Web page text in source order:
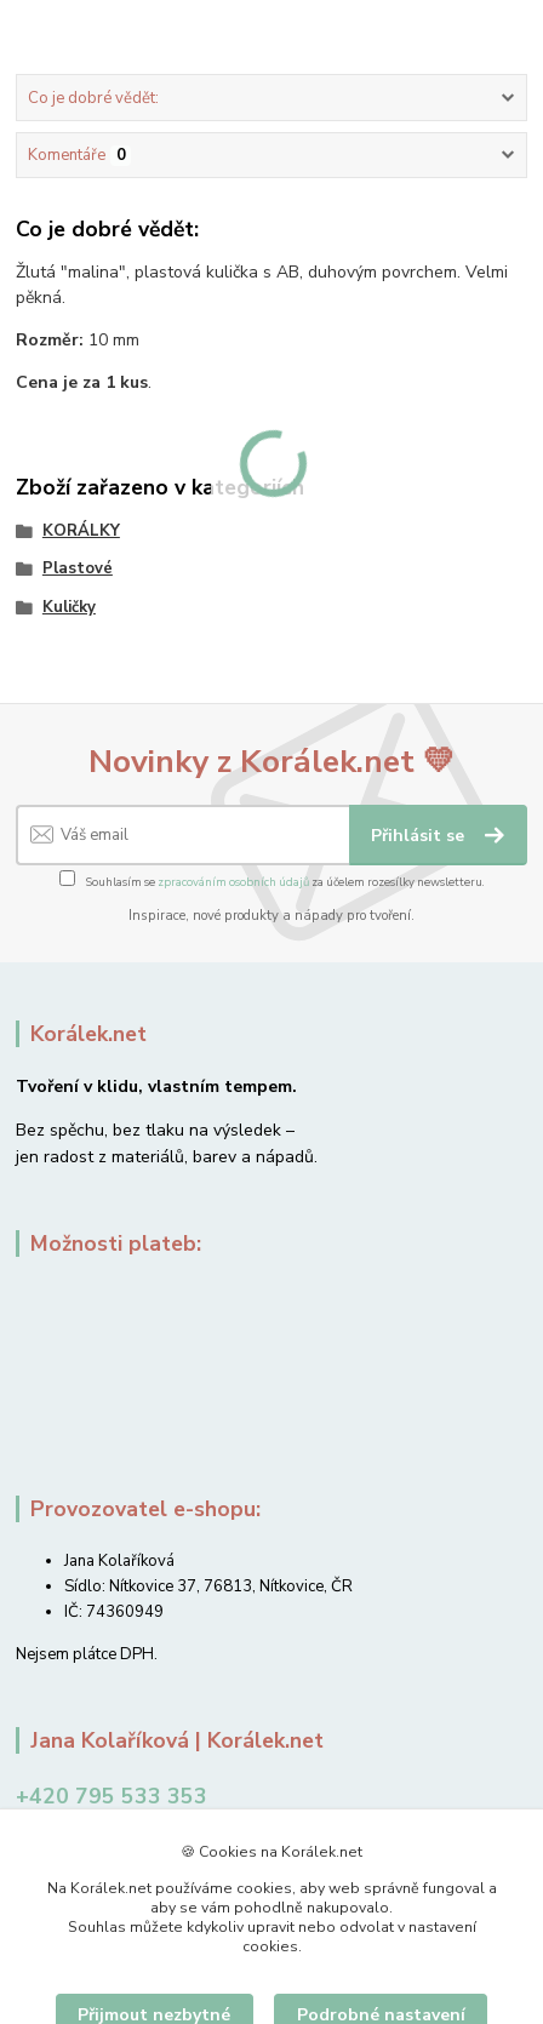
Co je dobré vědět:
Komentáře 0
Co je dobré vědět:
Žlutá "malina", plastová kulička s AB, duhovým povrchem. Velmi
pěkná.
Rozměr: 10 mm
Cena je za 1 kus.
Zboží zařazeno v kategoriích
KORÁLKY
Plastové
Kuličky
Novinky z Korálek.net 💛
Přihlásit se
Souhlasím se zpracováním osobních údajůza účelem rozesílky newsletteru.
Inspirace, nové produkty a nápady pro tvoření.
Korálek.net
Tvoření v klidu, vlastním tempem.
Bez spěchu, bez tlaku na výsledek –
jen radost z materiálů, barev a nápadů.
Možnosti plateb:
Provozovatel e-shopu:
Jana Kolaříková
Sídlo: Nítkovice 37, 76813, Nítkovice, ČR
IČ: 74360949
Nejsem plátce DPH.
Jana Kolaříková | Korálek.net
+420 795 533 353
🍪 Cookies na Korálek.net
Na Korálek.net používáme cookies, aby web správně fungoval a
aby se vám pohodlně nakupovalo.
Souhlas můžete kdykoliv upravit nebo odvolat v nastavení
cookies.
Přijmout nezbytné Podrobné nastavení